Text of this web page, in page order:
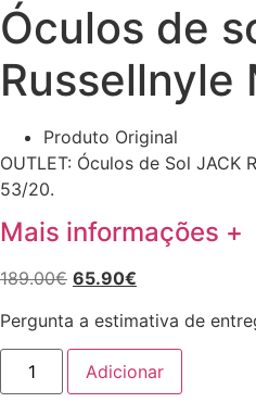
Óculos de
Russellnyle
Produto Original
OUTLET: Óculos de Sol JACK
53/20.
Mais informações +
189.00€ O
original
era:
189.00€.
65.90€
atual
é:
65.90€.
Pergunta a estimativa de
Quantidade
Óculos
Adicionar